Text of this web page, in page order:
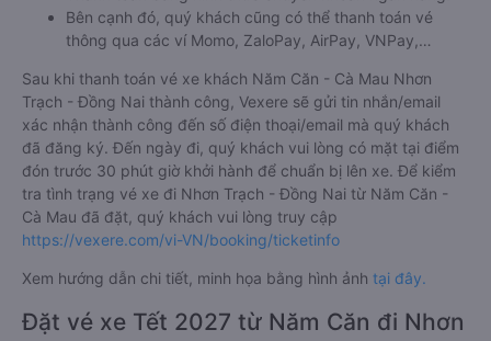
Bên cạnh đó, quý khách cũng có thể thanh toán vé
thông qua các ví Momo, ZaloPay, AirPay, VNPay,…
Sau khi thanh toán vé xe khách Năm Căn - Cà Mau Nhơn
Trạch - Đồng Nai thành công, Vexere sẽ gửi tin nhắn/email
xác nhận thành công đến số điện thoại/email mà quý khách
đã đăng ký. Đến ngày đi, quý khách vui lòng có mặt tại điểm
đón trước 30 phút giờ khởi hành để chuẩn bị lên xe. Để kiểm
tra tình trạng vé xe đi Nhơn Trạch - Đồng Nai từ Năm Căn -
Cà Mau đã đặt, quý khách vui lòng truy cập
https://vexere.com/vi-VN/booking/ticketinfo
Xem hướng dẫn chi tiết, minh họa bằng hình ảnh tại đây.
Đặt vé xe Tết 2027 từ Năm Căn đi Nhơn